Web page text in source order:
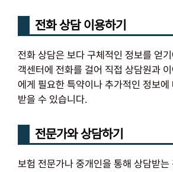
전화 상담 이용하기
전화 상담은 보다 구체적인 정보를 얻
객센터에 전화를 걸어 직접 상담원과
에게 필요한 특약이나 추가적인 정보에
받을 수 있습니다.
전문가와 상담하기
보험 전문가나 중개인을 통해 상담받는